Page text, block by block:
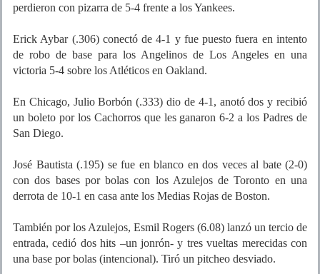
perdieron con pizarra de 5-4 frente a los Yankees.
Erick Aybar (.306) conectó de 4-1 y fue puesto fuera en intento
de robo de base para los Angelinos de Los Angeles en una
victoria 5-4 sobre los Atléticos en Oakland.
En Chicago, Julio Borbón (.333) dio de 4-1, anotó dos y recibió
un boleto por los Cachorros que les ganaron 6-2 a los Padres de
San Diego.
José Bautista (.195) se fue en blanco en dos veces al bate (2-0)
con dos bases por bolas con los Azulejos de Toronto en una
derrota de 10-1 en casa ante los Medias Rojas de Boston.
También por los Azulejos, Esmil Rogers (6.08) lanzó un tercio de
entrada, cedió dos hits –un jonrón- y tres vueltas merecidas con
una base por bolas (intencional). Tiró un pitcheo desviado.